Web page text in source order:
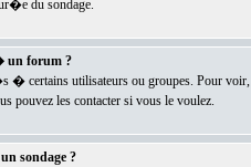
du sondage.
un forum ?
� certains utilisateurs ou groupes. Pour
pouvez les contacter si vous le voulez.
sondage ?